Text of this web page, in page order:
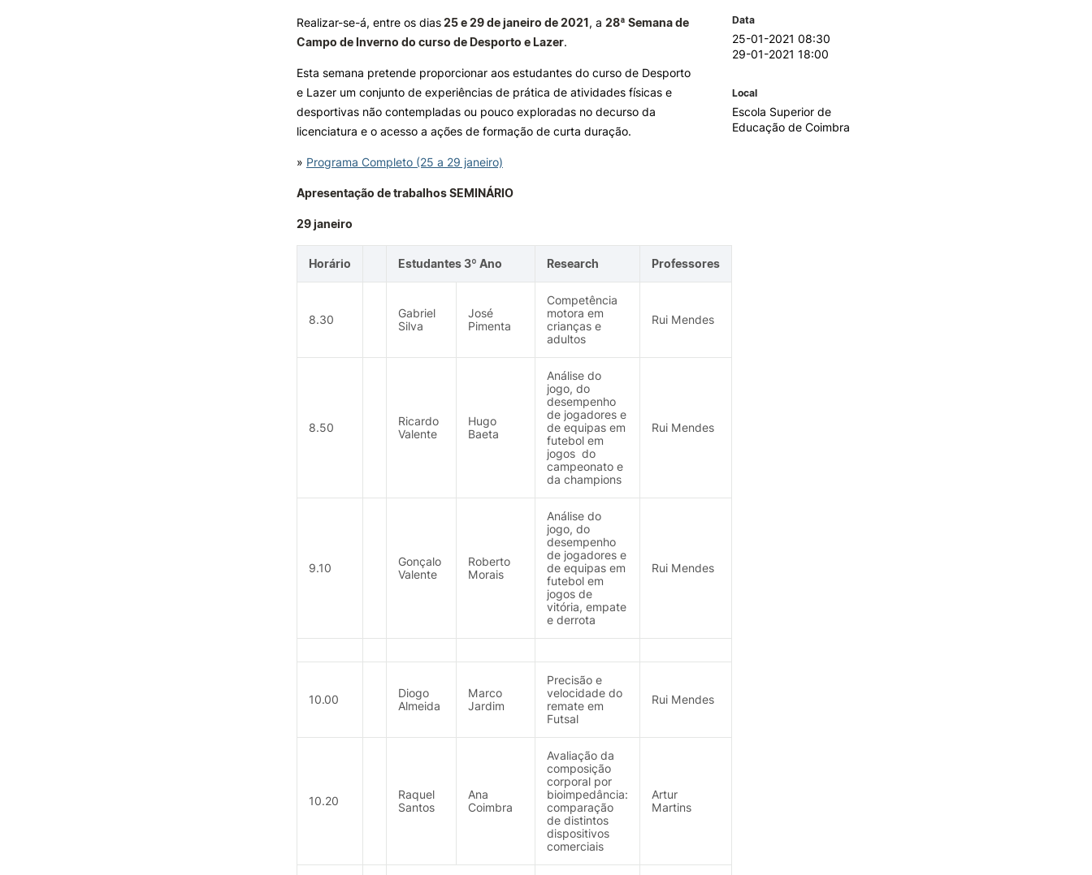
INVESTIGAÇÃO E
Investigação/Intervenção
Prémios e Distinções
Laboratório ROBOCORP
ALUNOS
Bolsas
Calendários
Horários
Recursos
Regulamentos e Despachos
Provedor do Estudante
KNOWLEDGE FACTORY
Pós-Graduações
Formação Especializada
Microcredenciações
Escola de Línguas
CANDIDATURAS
Calendário
Formative Offer
Search
Realizar-se-á, entre os dias25 e 29 de janeiro de 2021, a 28ª Semana de
Campo de Inverno do curso de Desporto e Lazer.
Esta semana pretende proporcionar aos estudantes do curso de Desporto
e Lazer um conjunto de experiências de prática de atividades físicas e
desportivas não contempladas ou pouco exploradas no decurso da
licenciatura e o acesso a ações de formação de curta duração.
» Programa Completo (25 a 29 janeiro)
Apresentação de trabalhos SEMINÁRIO
29 janeiro
Horário Estudantes 3º Ano Research Professores
8.30
Gabriel
Silva
José
Pimenta
Competência
motora em
crianças e
adultos
Rui Mendes
8.50
Ricardo
Valente
Hugo
Baeta
Análise do
jogo, do
desempenho
de jogadores e
de equipas em
futebol em
jogos do
campeonato e
da champions
Rui Mendes
9.10
Gonçalo
Valente
Roberto
Morais
Análise do
jogo, do
desempenho
de jogadores e
de equipas em
futebol em
jogos de
vitória, empate
e derrota
Rui Mendes
10.00
Diogo
Almeida
Marco
Jardim
Precisão e
velocidade do
remate em
Futsal
Rui Mendes
10.20
Raquel
Santos
Ana
Coimbra
Avaliação da
composição
corporal por
bioimpedância:
comparação
de distintos
dispositivos
comerciais
Artur
Martins
Data
25-01-2021 08:30
29-01-2021 18:00
Local
Escola Superior de
Educação de Coimbra